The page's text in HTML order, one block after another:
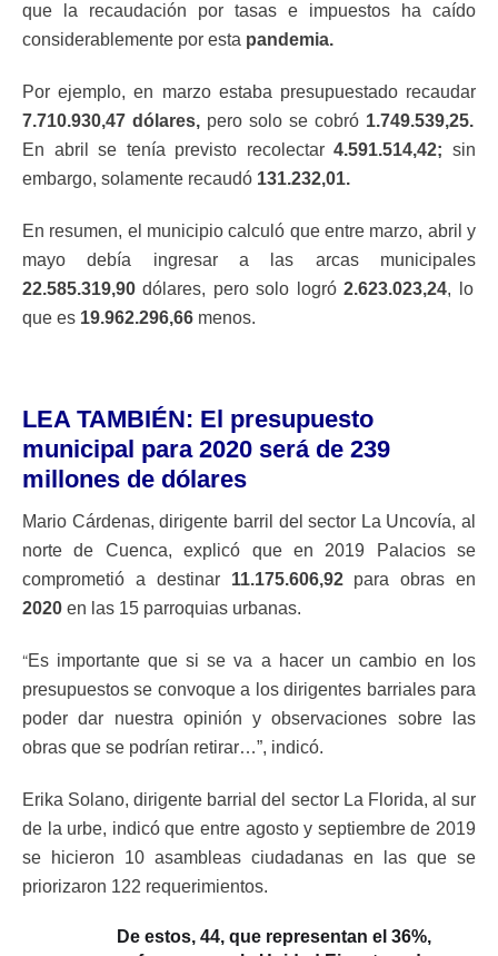
que la recaudación por tasas e impuestos ha caído
considerablemente por esta pandemia.
Por ejemplo, en marzo estaba presupuestado recaudar
7.710.930,47 dólares, pero solo se cobró 1.749.539,25.
En abril se tenía previsto recolectar4.591.514,42; sin
embargo, solamente recaudó 131.232,01.
En resumen, el municipio calculó que entre marzo, abril y
mayo debía ingresar a las arcas municipales
22.585.319,90 dólares, pero solo logró2.623.023,24, lo
que es 19.962.296,66 menos.
LEA TAMBIÉN: El presupuesto
municipal para 2020 será de 239
millones de dólares
Mario Cárdenas, dirigente barril del sector La Uncovía, al
norte de Cuenca, explicó que en 2019 Palacios se
comprometió a destinar 11.175.606,92para obras en
2020 en las 15 parroquias urbanas.
“Es importante que si se va a hacer un cambio en los
presupuestos se convoque a los dirigentes barriales para
poder dar nuestra opinión y observaciones sobre las
obras que se podrían retirar…”, indicó.
Erika Solano, dirigente barrial del sector La Florida, al sur
de la urbe, indicó que entre agosto y septiembre de 2019
se hicieron 10 asambleas ciudadanas en las que se
priorizaron 122 requerimientos.
De estos, 44, que representan el 36%,